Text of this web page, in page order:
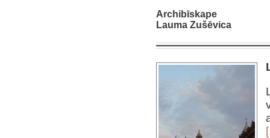
Archibīskape
Lauma Zušēvica